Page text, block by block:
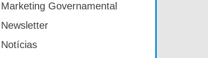
Marketing Governamental
Newsletter
Notícias